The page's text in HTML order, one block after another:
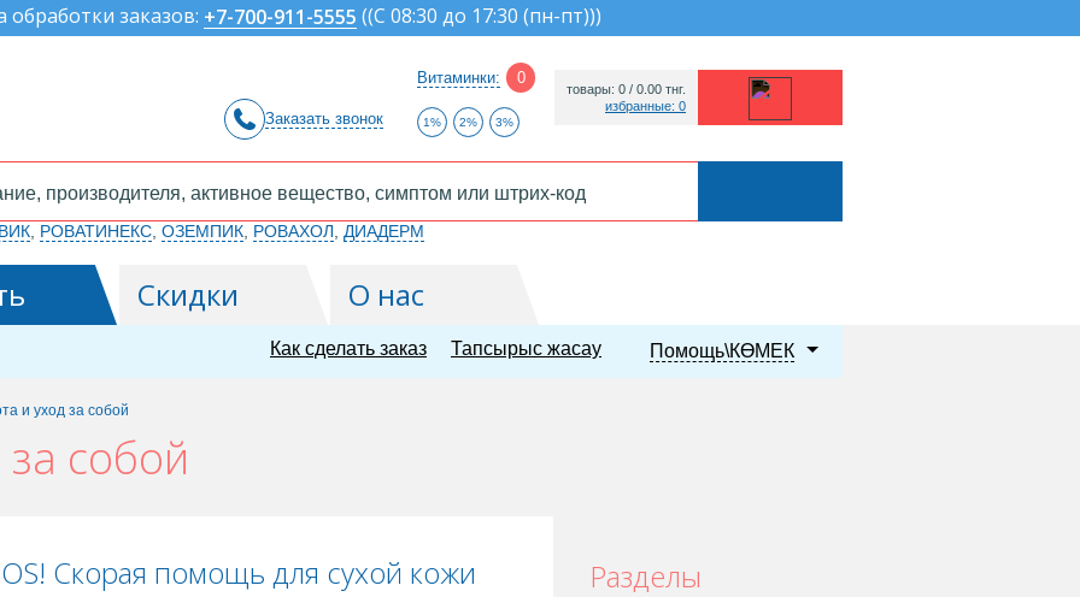
обработки заказов: +7-700-911-5555 ((С 08:30 до 17:30 (пн-пт)))
Заказать звонок
Витаминки: 0
1% 2% 3%
товары: 0 / 0.00 тнг.
избранные: 0
РОВАТИНЕКС ОЗЕМПИК РОВАХОЛ ДИАДЕРМ
Скидки О нас
Помощь\КӨМЕК
Тапсырыс жасау
Как сделать заказ
и уход за собой
собой
Скорая помощь для сухой кожи Разделы